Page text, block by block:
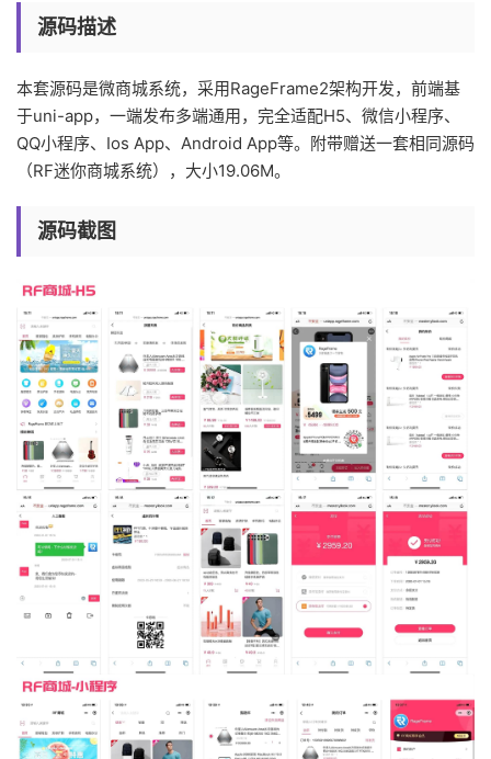
源码描述
本套源码是微商城系统，采用RageFrame2架构开发，前端基
于uni-app，一端发布多端通用，完全适配H5、微信小程序、
QQ小程序、Ios App、Android App等。附带赠送一套相同源码
（RF迷你商城系统），大小19.06M。
源码截图